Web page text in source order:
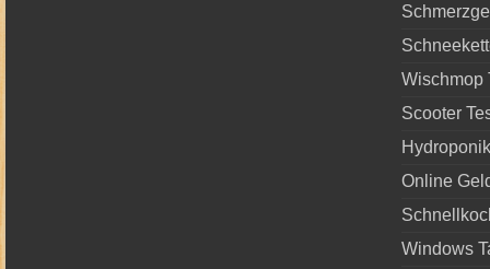
Wischmop
Scooter
Online
Windows